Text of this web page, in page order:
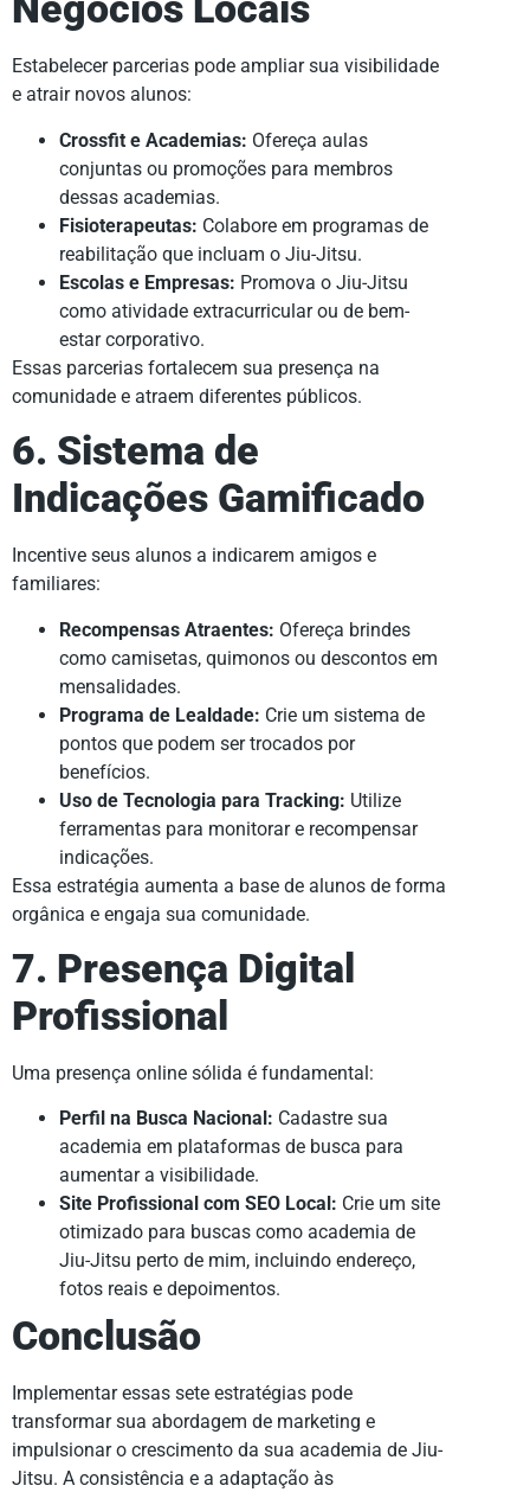
Negócios Locais
Estabelecer parcerias pode ampliar sua visibilidade
e atrair novos alunos:
Crossfit e Academias: Ofereça aulas
conjuntas ou promoções para membros
dessas academias.
Fisioterapeutas: Colabore em programas de
reabilitação que incluam o Jiu-Jitsu.
Escolas e Empresas: Promova o Jiu-Jitsu
como atividade extracurricular ou de bem-
estar corporativo.
Essas parcerias fortalecem sua presença na
comunidade e atraem diferentes públicos.
6. Sistema de
Indicações Gamificado
Incentive seus alunos a indicarem amigos e
familiares:
Recompensas Atraentes: Ofereça brindes
como camisetas, quimonos ou descontos em
mensalidades.
Programa de Lealdade: Crie um sistema de
pontos que podem ser trocados por
benefícios.
Uso de Tecnologia para Tracking: Utilize
ferramentas para monitorar e recompensar
indicações.
Essa estratégia aumenta a base de alunos de forma
orgânica e engaja sua comunidade.
7. Presença Digital
Profissional
Uma presença online sólida é fundamental:
Perfil na Busca Nacional: Cadastre sua
academia em plataformas de busca para
aumentar a visibilidade.
Site Profissional com SEO Local: Crie um site
otimizado para buscas como academia de
Jiu-Jitsu perto de mim, incluindo endereço,
fotos reais e depoimentos.
Conclusão
Implementar essas sete estratégias pode
transformar sua abordagem de marketing e
impulsionar o crescimento da sua academia de Jiu-
Jitsu. A consistência e a adaptação às